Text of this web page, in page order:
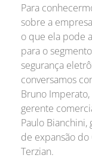
Para
sobre a
o que ela pode
para o
segurança
conversamos
Bruno Imperato,
gerente
Paulo Bianchini,
de expansão
Terzian.